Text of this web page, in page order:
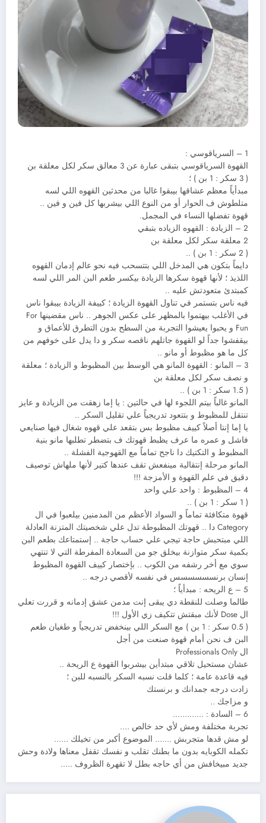
1 – السرياقوسي :
القهوة السرياقوسي بتبقى عبارة عن 3 معالق سكر لكل معلقة بن
( 3 سكر : 1 بن ) ؛
مبدأياً معظم عشاقها بيبقوا غالبا من محدثين القهوه اللي لسه
متلطوش ف الحوار أو من النوع اللي بيشربها كل فين و فين ..
قهوة تفضلها النساء في المجمل.
2 – الزيادة : القهوه الزياده بتبقي
2 معلقة سكر لكل معلقة بن
( 2 سكر : 1 بن ) ..
دايماً بتكون هي المدخل اللي بتتسحب فيه نحو عالم إدمان القهوه
اللذيذ ؛ ﻷنها قهوة سكرها الزيادة بيكسر طعم البن المر اللي لسه
كمبتدئ متعودتش عليه ..
فيه ناس بتستمر في تناول القهوة الزيادة ؛ كييفة الزيادة بيبقوا ناس
في الأغلب بيهتموا بالمظهر على عكس الجوهر .. ناس مقضينها For
Fun و يحبوا يعيشوا التجربة من السطح بدون التطرق للأعماق و
بيقفشوا جداً لو القهوة جاتلهم ناقصه سكر و دا يدل على خوفهم من
كل ما هو مظبوط أو مانو ..
3 – المانو : القهوة المانو هي الوسط بين المظبوط و الزيادة ؛ معلقة
و نصف سكر لكل معلقة بن
( 1.5 سكر : 1 بن ) ..
المانو غالباً بيتم اللجوء لها في حالتين : يا إما زهقت من الزيادة و عايز
تنتقل للمظبوط و بتتعود تدريجياً علي تقليل السكر ..
يا إما إنتا أصلاً كييف مظبوط بس بتقعد علي قهوه شغال فيها صنايعي
فاشل و عمره ما عرف يظبط قهوتك ف بتضطر تطلبها مانو بنية
المظبوط و التكتيك دا ناجح تماماً مع القهوجية الفشلة ..
المانو مرحلة إنتقالية مينفعش تقف عندها كتير ﻷنها ملهاش توصيف
دقيق في علم القهوة و الأمزجة !!!
4 – المظبوط : واحد علي واحد
( 1 سكر : 1 بن ) ..
قهوة متكافئة تماماً و السواد الأعظم من المدمنين بيلعبوا في ال
Category دا .. قهوتك المظبوطة تدل علي شخصيتك المتزنة العادلة
اللي مبتحبش حاجة تيجي علي حساب حاجة .. إستمتاعك بطعم البن
بكمية سكر متوازنة بيخلق جو من السعادة المفرطة التي لا تنتهي
سوي مع أخر رشفه من الكوب .. بإختصار كييف القهوة المظبوط
إنسان برنسسسسسس في نفسه ﻷقصي درجه ..
5 – ع الريحه : مبدأياً ؛
طالما وصلت للنقطة دي يبقى إنت مدمن عشق إدمانه و قررت تعلي
ال Dose ﻷنك مبقتش تتكيف زي الأول !!!
( 0.5 سكر : 1 بن ) مع السكر اللي بينخفض تدريجياً و طغيان طعم
البن ف نحن أمام قهوة صنعت من أجل
ال Professionals Only
عشان مستحيل تلاقي مبتدأين بيشربوا القهوة ع الريحة ..
فيه قاعدة عامة ؛ كلما قلت نسبه السكر بالنسبه للبن ؛
زادت درجه جمدانك و برنستك
و مزاجك ..
6 – السادة : ………….
تجربة مختلفة ومش لأي حد خالص ….
لو مش قدها متجربش ……. الموضوع أكبر من تخيلك ……
تكمله الكوبايه بدون ما بطنك تقلب و نفسك تقفل معناها ولادة وحش
جديد مبيخافش من أي حاجه بطل لا تقهرة الظروف …..